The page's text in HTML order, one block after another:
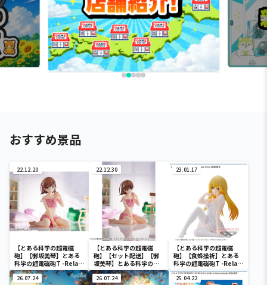
おすすめ景品
22.12.20
【とある科学の超電磁
砲】【御坂美琴】とある
科学の超電磁砲T -Relax
time-御坂美琴
22.12.30
【とある科学の超電磁
砲】【セット配送】【御
坂美琴】とある科学の超
電磁砲T -Relax time-御
坂美琴
23.01.17
【とある科学の超電磁
砲】【食蜂操祈】とある
科学の超電磁砲T -Relax
time-食蜂操祈
26.07.24 26.07.24 25.04.22